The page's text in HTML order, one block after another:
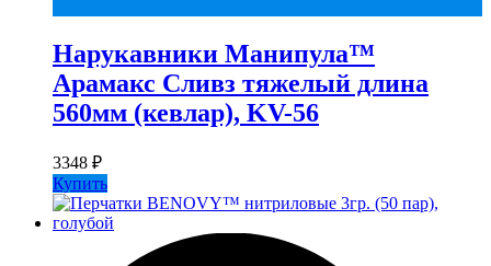
Нарукавники Манипула™
Арамакс Сливз тяжелый длина
560мм (кевлар), KV-56
3348 ₽
Купить